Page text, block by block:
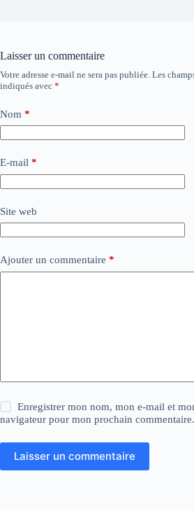
Laisser un commentaire
Votre adresse e-mail ne sera pas publiée. Les
indiqués avec *
Nom *
E-mail *
Site web
Ajouter un commentaire *
Enregistrer mon nom, mon e-mail et
navigateur pour mon prochain commentaire.
Laisser un commentaire